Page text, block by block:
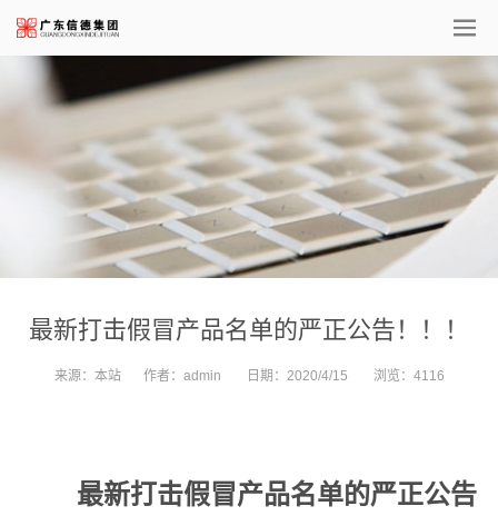
最新打击假冒产品名单的严正公告！！！
来源： 本站 作者： admin 日期： 2020/4/15 浏览： 4116
最新打击假冒产品名单的严正公告